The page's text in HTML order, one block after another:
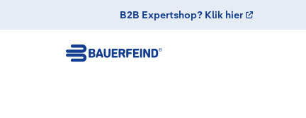
B2B Expertshop? Klik hier